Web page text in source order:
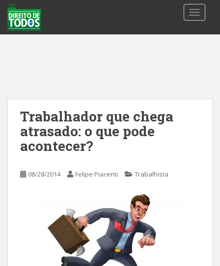
Trabalhador que chega
atrasado: o que pode
acontecer?
08/28/2014 Felipe Piacenti Trabalhista